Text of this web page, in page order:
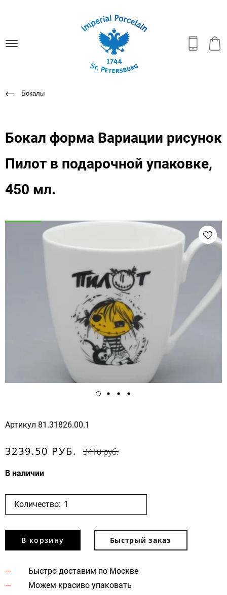
Бокалы
Бокал форма Вариации рисунок
Пилот в подарочной упаковке,
450 мл.
Артикул 81.31826.00.1
3239.50 РУБ. 3410 руб.
В наличии
Количество:
В корзину Быстрый заказ
Быстро доставим по Москве
Можем красиво упаковать